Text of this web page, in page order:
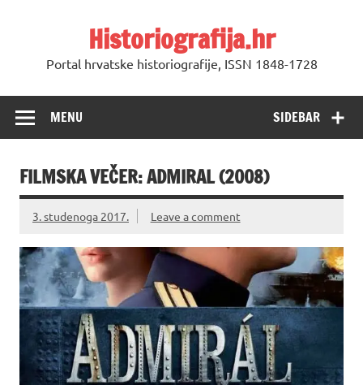
Historiografija.hr
Portal hrvatske historiografije, ISSN 1848-1728
SIDEBAR
MENU
FILMSKA VEČER: ADMIRAL (2008)
3. studenoga 2017. Leave a comment